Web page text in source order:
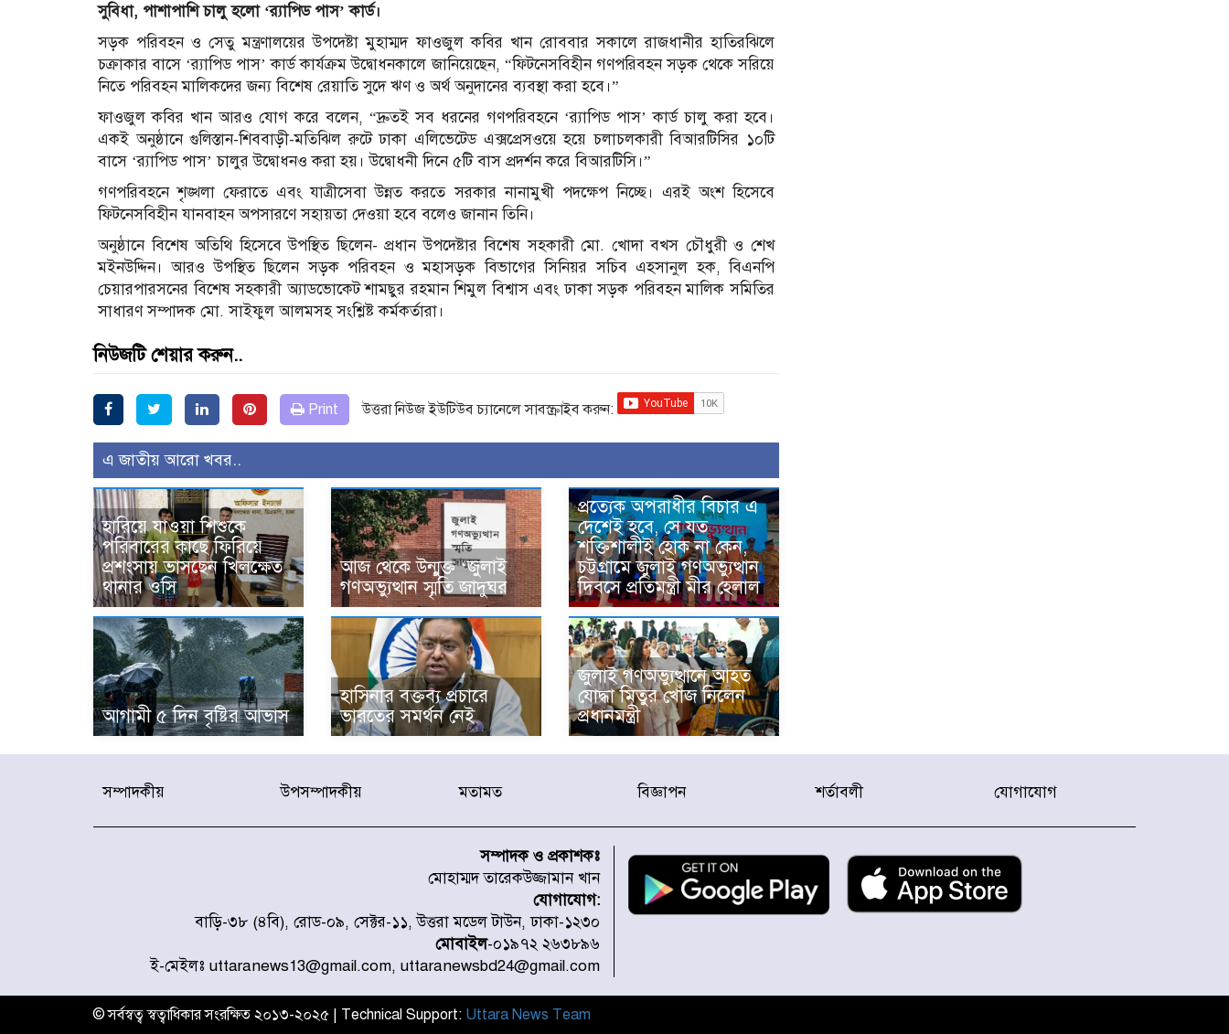
সুবিধা, পাশাপাশি চালু হলো ‘র‍্যাপিড পাস’ কার্ড।
সড়ক পরিবহন ও সেতু মন্ত্রণালয়ের উপদেষ্টা মুহাম্মদ ফাওজুল কবির খান রোববার সকালে রাজধানীর হাতিরঝিলে
চক্রাকার বাসে ‘র‍্যাপিড পাস’ কার্ড কার্যক্রম উদ্বোধনকালে জানিয়েছেন, “ফিটনেসবিহীন গণপরিবহন সড়ক থেকে সরিয়ে
নিতে পরিবহন মালিকদের জন্য বিশেষ রেয়াতি সুদে ঋণ ও অর্থ অনুদানের ব্যবস্থা করা হবে।”
ফাওজুল কবির খান আরও যোগ করে বলেন, “দ্রুতই সব ধরনের গণপরিবহনে ‘র‍্যাপিড পাস’ কার্ড চালু করা হবে।
একই অনুষ্ঠানে গুলিস্তান-শিববাড়ী-মতিঝিল রুটে ঢাকা এলিভেটেড এক্সপ্রেসওয়ে হয়ে চলাচলকারী বিআরটিসির ১০টি
বাসে ‘র‍্যাপিড পাস’ চালুর উদ্বোধনও করা হয়। উদ্বোধনী দিনে ৫টি বাস প্রদর্শন করে বিআরটিসি।”
গণপরিবহনে শৃঙ্খলা ফেরাতে এবং যাত্রীসেবা উন্নত করতে সরকার নানামুখী পদক্ষেপ নিচ্ছে। এরই অংশ হিসেবে
ফিটনেসবিহীন যানবাহন অপসারণে সহায়তা দেওয়া হবে বলেও জানান তিনি।
অনুষ্ঠানে বিশেষ অতিথি হিসেবে উপস্থিত ছিলেন- প্রধান উপদেষ্টার বিশেষ সহকারী মো. খোদা বখস চৌধুরী ও শেখ
মইনউদ্দিন। আরও উপস্থিত ছিলেন সড়ক পরিবহন ও মহাসড়ক বিভাগের সিনিয়র সচিব এহসানুল হক, বিএনপি
চেয়ারপারসনের বিশেষ সহকারী অ্যাডভোকেট শামছুর রহমান শিমুল বিশ্বাস এবং ঢাকা সড়ক পরিবহন মালিক সমিতির
সাধারণ সম্পাদক মো. সাইফুল আলমসহ সংশ্লিষ্ট কর্মকর্তারা।
নিউজটি শেয়ার করুন..
Print উত্তরা নিউজ ইউটিউব চ্যানেলে সাবস্ক্রাইব করুন:
এ জাতীয় আরো খবর..
হারিয়ে যাওয়া শিশুকে
পরিবারের কাছে ফিরিয়ে
প্রশংসায় ভাসছেন খিলক্ষেত
থানার ওসি
আজ থেকে উন্মুক্ত ‘জুলাই
গণঅভ্যুত্থান স্মৃতি জাদুঘর
প্রত্যেক অপরাধীর বিচার এ
দেশেই হবে, সে যত
শক্তিশালীই হোক না কেন,
চট্টগ্রামে জুলাই গণঅভ্যুত্থান
দিবসে প্রতিমন্ত্রী মীর হেলাল
আগামী ৫ দিন বৃষ্টির আভাস
হাসিনার বক্তব্য প্রচারে
ভারতের সমর্থন নেই
জুলাই গণঅভ্যুত্থানে আহত
যোদ্ধা মিতুর খোঁজ নিলেন
প্রধানমন্ত্রী
সম্পাদকীয় উপসম্পাদকীয় মতামত বিজ্ঞাপন শর্তাবলী যোগাযোগ
সম্পাদক ও প্রকাশকঃ
মোহাম্মদ তারেকউজ্জামান খান
যোগাযোগ:
বাড়ি-৩৮ (৪বি), রোড-০৯, সেক্টর-১১, উত্তরা মডেল টাউন, ঢাকা-১২৩০
মোবাইল-০১৯৭২ ২৬৩৮৯৬
ই-মেইলঃ uttaranews13@gmail.com, uttaranewsbd24@gmail.com
© সর্বস্বত্ব স্বত্বাধিকার সংরক্ষিত ২০১৩-২০২৫ | Technical Support: Uttara News Team